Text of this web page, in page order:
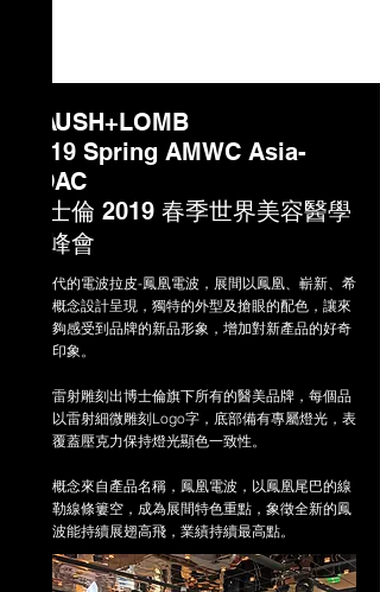
BAUSH+LOMB
2019 Spring AMWC Asia-
TDAC
博士倫 2019 春季世界美容醫學
高峰會
新一代的電波拉皮-鳳凰電波，展間以鳳凰、嶄新、希
望為概念設計呈現，獨特的外型及搶眼的配色，讓來
賓能夠感受到品牌的新品形象，增加對新產品的好奇
心及印象。
​背板雷射雕刻出博士倫旗下所有的醫美品牌，每個品
牌皆以雷射細微雕刻Logo字，底部備有專屬燈光，表
片並覆蓋壓克力保持燈光顯色一致性。
展間概念來自產品名稱，鳳凰電波，以鳳凰尾巴的線
條勾勒線條簍空，成為展間特色重點，象徵全新的鳳
凰電波能持續展翅高飛，業績持續最高點。